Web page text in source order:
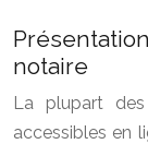
notaire
La plupart
accessibles en